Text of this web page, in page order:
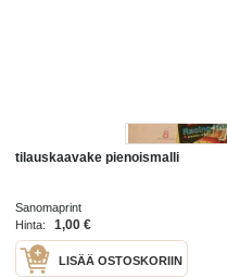
tilauskaavake pienoismalli
Sanomaprint
Hinta:
1,00 €
LISÄÄ OSTOSKORIIN